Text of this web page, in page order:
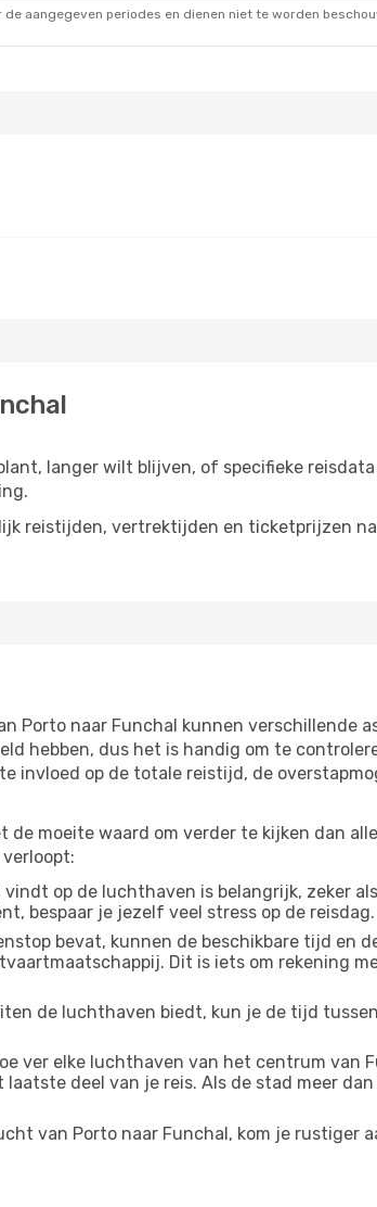
aangegeven periodes en dienen niet te worden
langer wilt blijven, of specifieke
reistijden, vertrektijden en ticketprijzen
Porto naar Funchal kunnen verschillende
hebben, dus het is handig om te
invloed op de totale reistijd, de
moeite waard om verder te kijken dan
vindt op de luchthaven is belangrijk, zeker
bespaar je jezelf veel stress op de reisdag.
bevat, kunnen de beschikbare tijd en
Dit is iets om rekening
de luchthaven biedt, kun je de tijd
ver elke luchthaven van het centrum van
deel van je reis. Als de stad meer
van Porto naar Funchal, kom je rustiger